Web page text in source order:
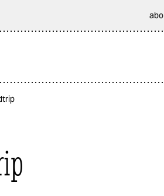
abo